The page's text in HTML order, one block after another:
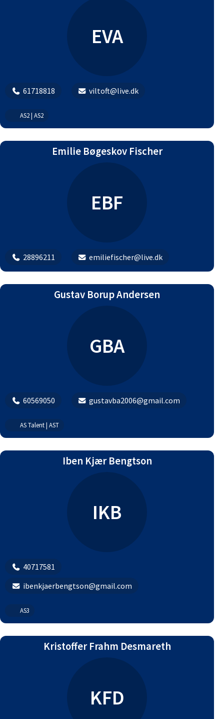
EVA
61718818 viltoft@live.dk
AS2 | AS2
Emilie Bøgeskov Fischer
EBF
28896211 emiliefischer@live.dk
Gustav Borup Andersen
GBA
60569050 gustavba2006@gmail.com
AS Talent | AST
Iben Kjær Bengtson
IKB
40717581
ibenkjaerbengtson@gmail.com
AS3
Kristoffer Frahm Desmareth
KFD